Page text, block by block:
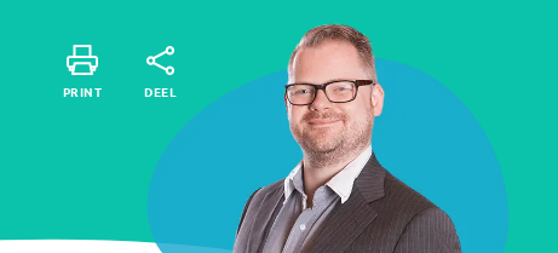
PRINT DEEL